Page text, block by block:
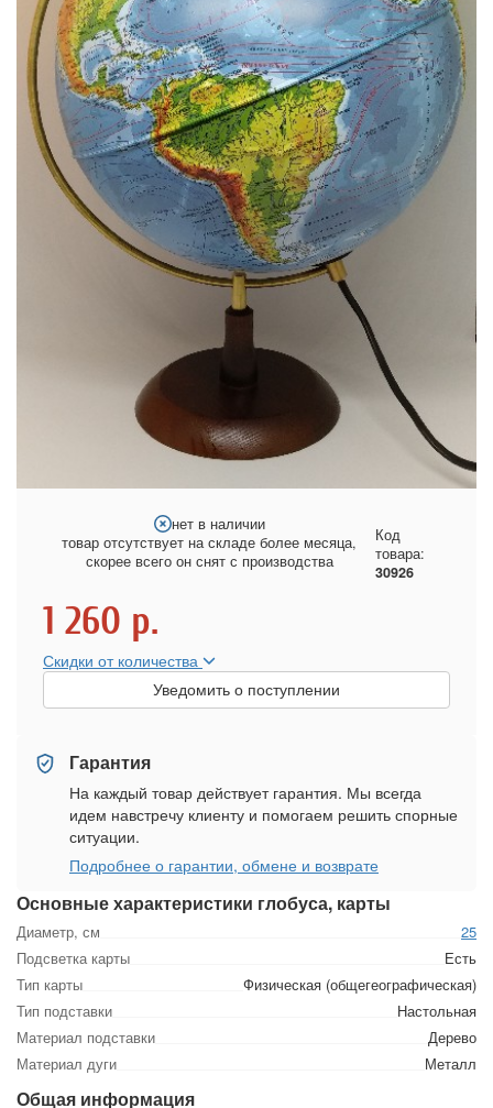
Основные характеристики глобуса, карты
Диаметр, см
25
Подсветка карты
Есть
Тип карты
Физическая (общегеографическая)
Тип подставки
Настольная
Материал подставки
Дерево
Материал дуги
Металл
Общая информация
нет в наличии
товар отсутствует на складе более месяца,
скорее всего он снят с производства
Код
товара:
30926
1 260 р.
Скидки от количества
Уведомить о поступлении
Гарантия
На каждый товар действует гарантия. Мы всегда
идем навстречу клиенту и помогаем решить спорные
ситуации.
Подробнее о гарантии, обмене и возврате